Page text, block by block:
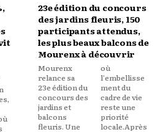
23e édition du concours
des jardins fleuris, 150
participants attendus,
les plus beaux balcons de
Mourenx à découvrir
Mourenx
relance sa
23e édition du
concours des
jardins et
balcons
fleuris. Une
où
l'embellisse
ment du
cadre de vie
reste une
priorité
locale.Après